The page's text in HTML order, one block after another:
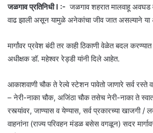
जळगाव प्रतिनिधी I :- जळगाव शहरात मालवाहू अवघड
वाढ झाली असून यामुळे अनेकांचा जीव जात असल्याने या
मार्गांवर प्रवेश बंदी तर काही ठिकाणी वेळेत बदल
अधीक्षक डॉ. महेश्वर रेड्डी यांनी दिले आहेत.
आकाशवाणी चौक ते रेल्वे स्टेशन पावेतो जाणारे सर्व
– नेरी-नाका चौक, अजिंठा चौक तसेच नेरी-नाका ते
रस्त्यांवर, जाण्यास व येण्यास, सर्व प्रकारच्या खाजगी
वाहनांना (राज्य परिवहन मंडळ बसेस वगळून) सदर